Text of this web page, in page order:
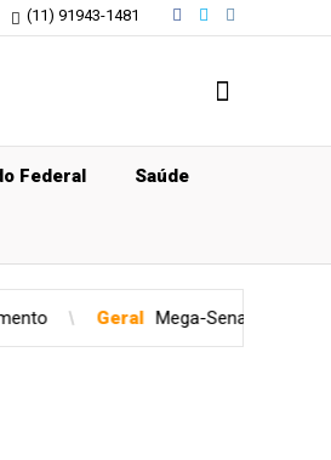
(11) 91943-1481
Federal Saúde
Sena sorteia prêmio acumulado de